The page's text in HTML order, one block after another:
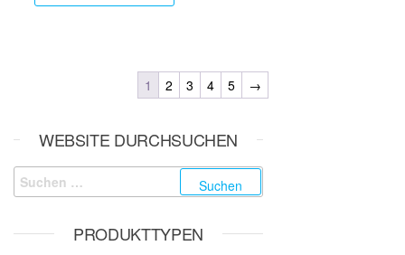
1 2 3 4 5 →
WEBSITE DURCHSUCHEN
Suchen nach:
PRODUKTTYPEN